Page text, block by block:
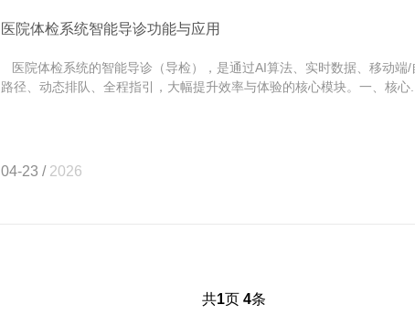
医院体检系统智能导诊功能与应用
医院体检系统的智能导诊（导检），是通过AI算法、实时数据、移动端
路径、动态排队、全程指引，大幅提升效率与体验的核心模块。一、核心...
04-23 /2026
共1页 4条